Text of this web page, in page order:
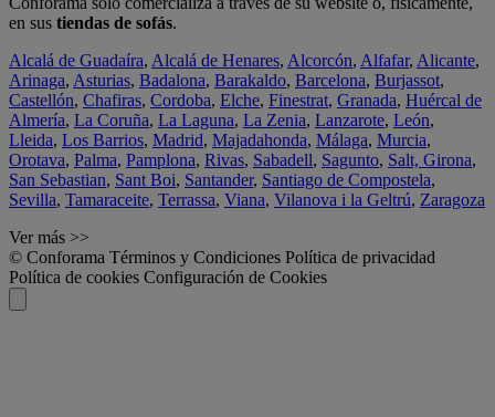
en sus tiendas de sofás.
Alcalá de Guadaíra, Alcalá de Henares, Alcorcón, Alfafar, Alicante,
Arinaga, Asturias, Badalona, Barakaldo, Barcelona, Burjassot,
Castellón, Chafiras, Cordoba, Elche, Finestrat, Granada, Huércal de
Almería, La Coruña, La Laguna, La Zenia, Lanzarote, León,
Lleida, Los Barrios, Madrid, Majadahonda, Málaga, Murcia,
Orotava, Palma, Pamplona, Rivas, Sabadell, Sagunto, Salt, Girona,
San Sebastian, Sant Boi, Santander, Santiago de Compostela,
Sevilla, Tamaraceite, Terrassa, Viana, Vilanova i la Geltrú, Zaragoza
Ver más >>
© Conforama Términos y Condiciones Política de privacidad
Política de cookies Configuración de Cookies